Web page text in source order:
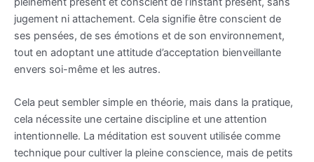
jugement ni attachement. Cela signifie être conscient de
ses pensées, de ses émotions et de son environnement,
tout en adoptant une attitude d’acceptation bienveillante
envers soi-même et les autres.
Cela peut sembler simple en théorie, mais dans la pratique,
cela nécessite une certaine discipline et une attention
intentionnelle. La méditation est souvent utilisée comme
technique pour cultiver la pleine conscience, mais de petits